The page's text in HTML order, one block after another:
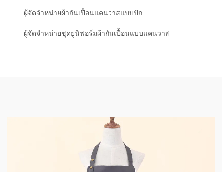
ผู้จัดจำหน่ายผ้ากันเปื้อนแคนวาสแบบปัก
ผู้จัดจำหน่ายชุดยูนิฟอร์มผ้ากันเปื้อนแบบแคนวาส